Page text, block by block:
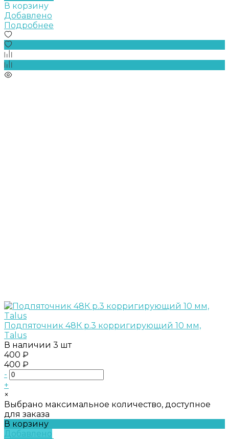
В корзину
Добавлено
Подробнее
Подпяточник 48К р.3 корригирующий 10 мм,
Talus
В наличии 3 шт
400 ₽
400 ₽
-
+
×
Выбрано максимальное количество, доступное
для заказа
В корзину
Добавлено